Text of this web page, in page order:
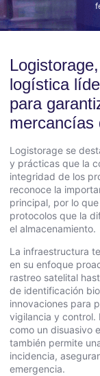
logística
para
mercancías
Logistorage se
y prácticas que la
integridad de los
reconoce la
principal, por lo
protocolos que la
el almacenamiento.
La infraestructura
en su enfoque
rastreo satelital
de identificación
innovaciones para
vigilancia y control.
como un disuasivo
también permite
incidencia,
emergencia.